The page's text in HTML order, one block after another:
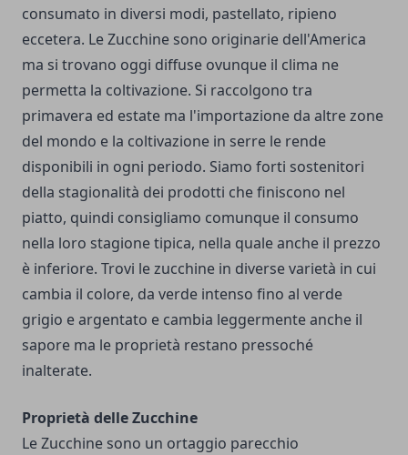
consumato in diversi modi, pastellato, ripieno
eccetera. Le Zucchine sono originarie dell'America
ma si trovano oggi diffuse ovunque il clima ne
permetta la coltivazione. Si raccolgono tra
primavera ed estate ma l'importazione da altre zone
del mondo e la coltivazione in serre le rende
disponibili in ogni periodo. Siamo forti sostenitori
della stagionalità dei prodotti che finiscono nel
piatto, quindi consigliamo comunque il consumo
nella loro stagione tipica, nella quale anche il prezzo
è inferiore. Trovi le zucchine in diverse varietà in cui
cambia il colore, da verde intenso fino al verde
grigio e argentato e cambia leggermente anche il
sapore ma le proprietà restano pressoché
inalterate.
Proprietà delle Zucchine
Le Zucchine sono un ortaggio parecchio